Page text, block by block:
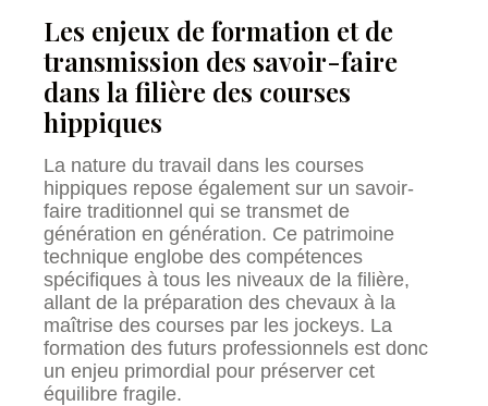
Les enjeux de formation et de
transmission des savoir-faire
dans la filière des courses
hippiques
La nature du travail dans les courses
hippiques repose également sur un savoir-
faire traditionnel qui se transmet de
génération en génération. Ce patrimoine
technique englobe des compétences
spécifiques à tous les niveaux de la filière,
allant de la préparation des chevaux à la
maîtrise des courses par les jockeys. La
formation des futurs professionnels est donc
un enjeu primordial pour préserver cet
équilibre fragile.